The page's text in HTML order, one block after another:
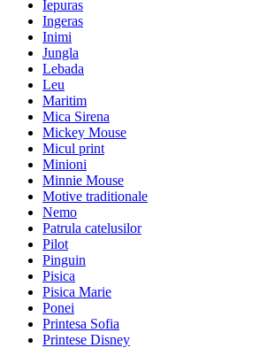
Iepuras
Ingeras
Inimi
Jungla
Lebada
Leu
Maritim
Mica Sirena
Mickey Mouse
Micul print
Minioni
Minnie Mouse
Motive traditionale
Nemo
Patrula catelusilor
Pilot
Pinguin
Pisica
Pisica Marie
Ponei
Printesa Sofia
Printese Disney